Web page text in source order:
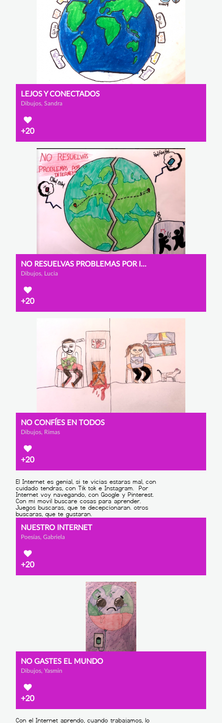
LEJOS Y CONECTADOS
Dibujos, Sandra
+20
NO RESUELVAS PROBLEMAS POR INTERNET
Dibujos, Lucia
+20
NO CONFÍES EN TODOS
Dibujos, Rimas
+20
NUESTRO INTERNET
Poesías, Gabriela
+20
NO GASTES EL MUNDO
Dibujos, Yasmin
+20